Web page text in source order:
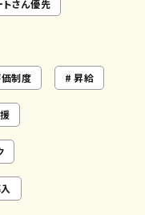
トさん優先
制度 昇給